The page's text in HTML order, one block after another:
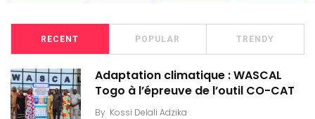
RECENT POPULAR TRENDY
Adaptation climatique : WASCAL
Togo à l’épreuve de l’outil CO-CAT
By Kossi Delali Adzika